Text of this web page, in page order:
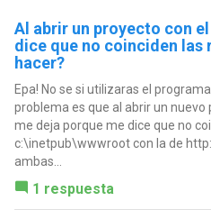
Al abrir un proyecto con
dice que no coinciden las
hacer?
Epa! No se si utilizaras el
problema es que al abrir un
me deja porque me dice que no
c:\inetpub\wwwroot con la de
ambas...
1 respuesta